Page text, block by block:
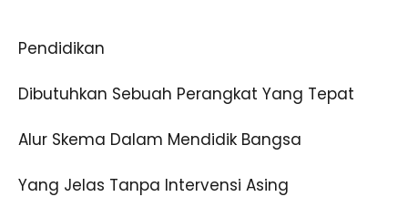
Pendidikan
Dibutuhkan Sebuah Perangkat Yang Tepat
Alur Skema Dalam Mendidik Bangsa
Yang Jelas Tanpa Intervensi Asing